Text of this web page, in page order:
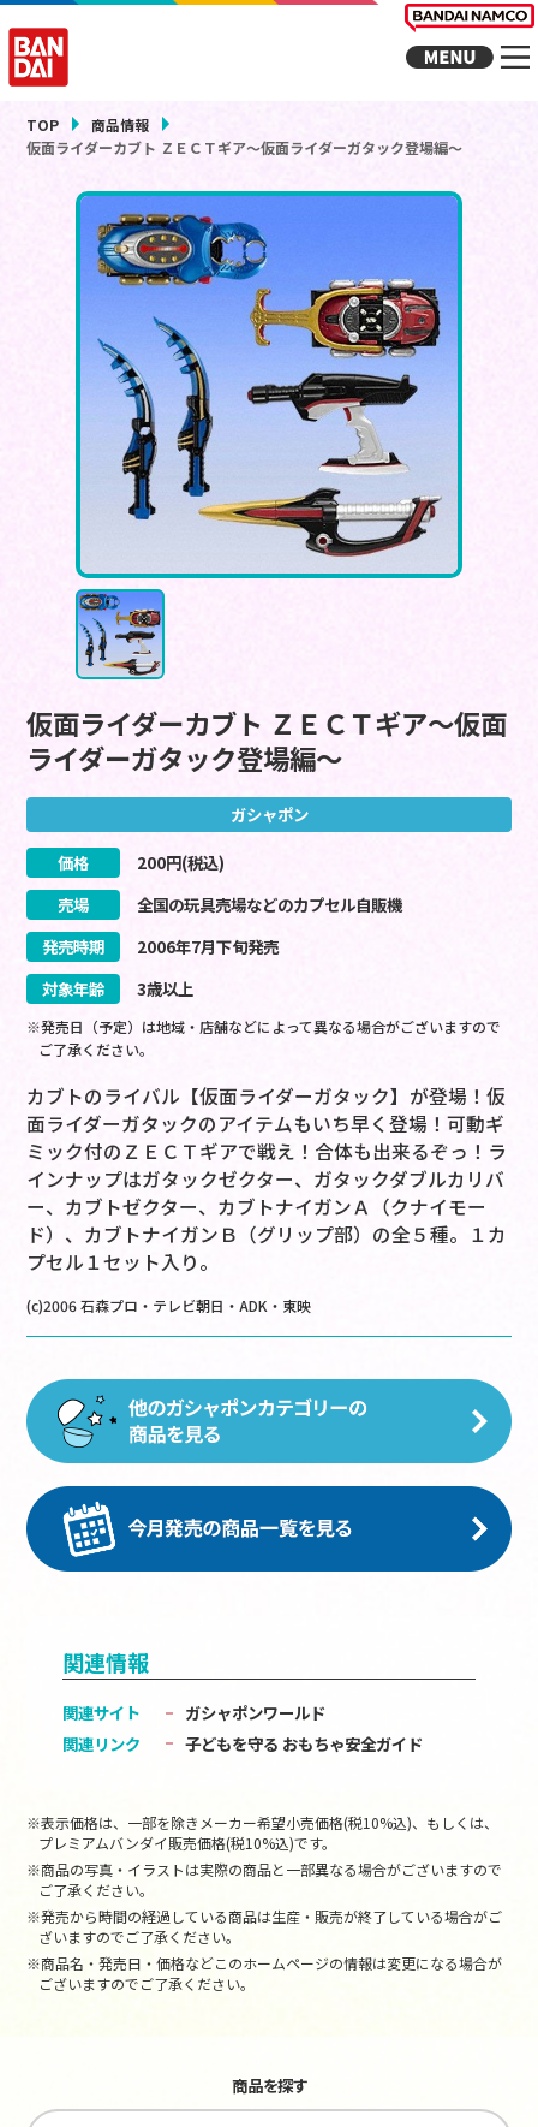
TOP
商品情報
仮面ライダーカブト ＺＥＣＴギア～仮面ライダーガタック登場編～
仮面ライダーカブト ＺＥＣＴギア～仮面
ライダーガタック登場編～
ガシャポン
価格 200円(税込)
売場
全国の玩具売場などのカプセル自販機
発売時期
2006年7月下旬発売
対象年齢
3歳以上
※発売日（予定）は地域・店舗などによって異なる場合がございますので
ご了承ください。
カブトのライバル【仮面ライダーガタック】が登場！仮
面ライダーガタックのアイテムもいち早く登場！可動ギ
ミック付のＺＥＣＴギアで戦え！合体も出来るぞっ！ラ
インナップはガタックゼクター、ガタックダブルカリバ
ー、カブトゼクター、カブトナイガンＡ（クナイモー
ド）、カブトナイガンＢ（グリップ部）の全５種。１カ
プセル１セット入り。
(c)2006 石森プロ・テレビ朝日・ADK・東映
関連情報
関連サイト
ガシャポンワールド
関連リンク
子どもを守る おもちゃ安全ガイド
※表示価格は、一部を除きメーカー希望小売価格(税10%込)、もしくは、
プレミアムバンダイ販売価格(税10%込)です。
※商品の写真・イラストは実際の商品と一部異なる場合がございますので
ご了承ください。
※発売から時間の経過している商品は生産・販売が終了している場合がご
ざいますのでご了承ください。
※商品名・発売日・価格などこのホームページの情報は変更になる場合が
ございますのでご了承ください。
商品を探す